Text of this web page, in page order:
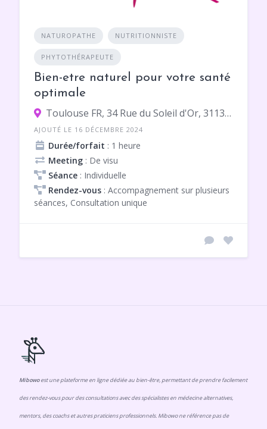
NATUROPATHE NUTRITIONNISTE
PHYTOTHÉRAPEUTE
Bien-etre naturel pour votre santé
optimale
Toulouse FR, 34 Rue du Soleil d'Or, 31130 Balma
AJOUTÉ LE 16 DÉCEMBRE 2024
Durée/forfait : 1 heure
Meeting : De visu
Séance : Individuelle
Rendez-vous : Accompagnement sur plusieurs
séances, Consultation unique
Mibowoest une plateforme en ligne dédiée au bien-être, permettant de prendre facilement
des rendez-vous pour des consultations avec des spécialistes en médecine alternatives,
mentors, des coachs et autres praticiens professionnels. Mibowo ne référence pas de